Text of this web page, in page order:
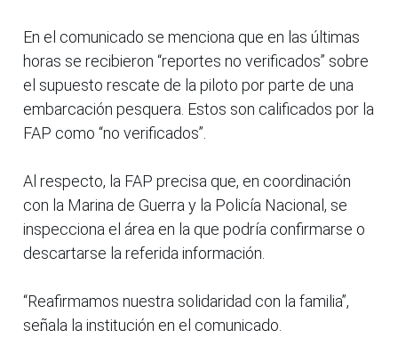
En el comunicado se menciona que en las últimas
horas se recibieron “reportes no verificados” sobre
el supuesto rescate de la piloto por parte de una
embarcación pesquera. Estos son calificados por la
FAP como “no verificados”.
Al respecto, la FAP precisa que, en coordinación
con la Marina de Guerra y la Policía Nacional, se
inspecciona el área en la que podría confirmarse o
descartarse la referida información.
“Reafirmamos nuestra solidaridad con la familia”,
señala la institución en el comunicado.